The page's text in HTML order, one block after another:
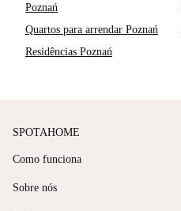
Poznań
Quartos para arrendar Poznań
Residências Poznań
SPOTAHOME
Como funciona
Sobre nós